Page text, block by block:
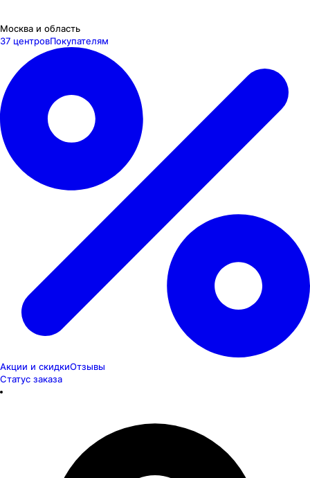
Москва и область
37 центровПокупателям
Акции и скидкиОтзывы
Статус заказа